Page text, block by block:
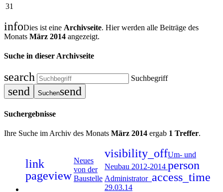
31
infoDies ist eine Archivseite. Hier werden alle Beiträge des
Monats März 2014 angezeigt.
Suche in dieser Archivseite
search Suchbegriff
send Suchensend
Suchergebnisse
Ihre Suche im Archiv des Monats März 2014 ergab 1 Treffer.
link
pageview
Neues
von der
Baustelle
visibility_offUm- und
Neubau 2012-2014 person
Administrator access_time
29.03.14